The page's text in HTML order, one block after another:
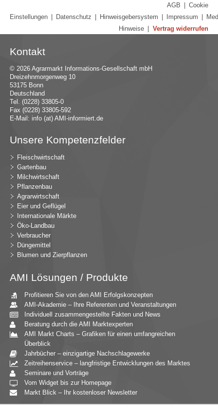
AGB | Cookie
Einstellungen | Datenschutz | Hinweisgebersystem | Impressum |
Hinweise | Vertrag widerrufen
Kontakt
© 2026 Agrarmarkt Informations-Gesellschaft mbH
Dreizehnmorgenweg 10
53175 Bonn
Deutschland
Tel. (0228) 33805-0
Fax (0228) 33805-592
E-Mail: info (at) AMI-informiert.de
Unsere Kompetenzfelder
Fleischwirtschaft
Gartenbau
Milchwirtschaft
Pflanzenbau
Agrarwirtschaft
Eier und Geflügel
Internationale Märkte
Öko-Landbau
Verbraucher
Düngemittel
Blumen und Zierpflanzen
AMI Lösungen / Produkte
Profitieren Sie von den AMI Erfolgskonzepten
AMI-Akademie – Ihre Referenten und Veranstaltungen
Individuell zusammengestellte Fakten und News
Beratung durch die AMI Marktexperten
AMI Markt Charts – Grafiken für einen umfangreichen
Überblick
Jahrbücher – einzigartige Nachschlagewerke
Zeitreihenservice – langfristige Entwicklungen des Marktes
Seminare und Vorträge
Vom Widget bis zur Homepage
Markt Blick – Ihr kostenloser Newsletter